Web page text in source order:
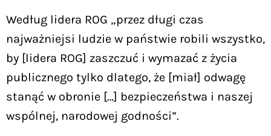
Według lidera ROG „przez długi czas
najważniejsi ludzie w państwie robili wszystko,
by [lidera ROG] zaszczuć i wymazać z życia
publicznego tylko dlatego, że [miał] odwagę
stanąć w obronie […] bezpieczeństwa i naszej
wspólnej, narodowej godności”.